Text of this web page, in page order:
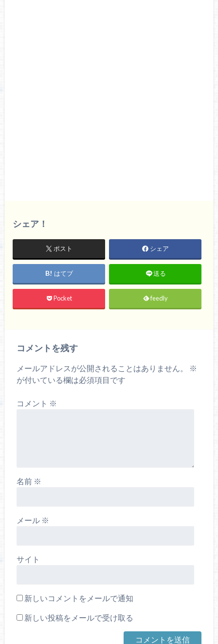
シェア！
ポスト シェア
はてブ 送る
Pocket feedly
コメントを残す
メールアドレスが公開されることはありません。
※
が付いている欄は必須項目です
コメント ※
名前 ※
メール ※
サイト
新しいコメントをメールで通知
新しい投稿をメールで受け取る